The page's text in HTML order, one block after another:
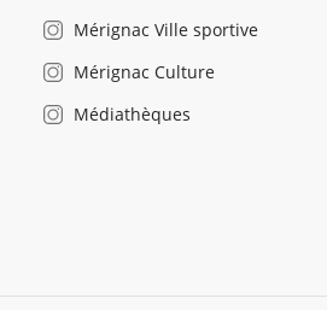
Mérignac Ville sportive
Mérignac Culture
Médiathèques